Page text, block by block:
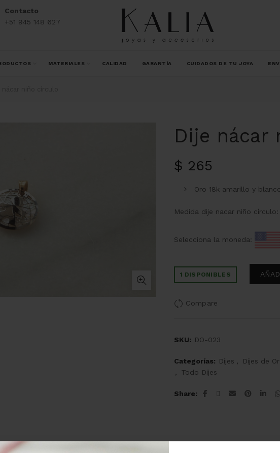
Contacto
+51 945 148 627
MATERIALES CALIDAD GARANTÍA CUIDADOS DE TU JOYA
Dije nácar
$ 265
Oro 18k amarillo y
Medida dije nacar niño círculo:
Selecciona la moneda:
1 DISPONIBLES
Compare
SKU: DO-023
Categorías: Dijes Dijes de
Todo Dijes
Share